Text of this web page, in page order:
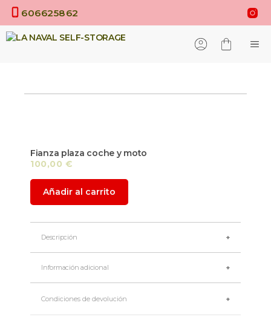
Saltar
contenido
606625862
Fianza plaza coche y moto
100,00 €
Fianza
plaza
y
moto
Añadir al carrito
Descripción
Información adicional
Condiciones de devolución